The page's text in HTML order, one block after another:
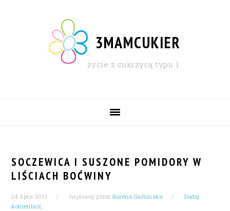
3MAMCUKIER
życie z cukrzycą typu 1
SOCZEWICA I SUSZONE POMIDORY W
LIŚCIACH BOĆWINY
24 lipca 2013 napisany przezBożena Garbińska
Dodaj
komentarz